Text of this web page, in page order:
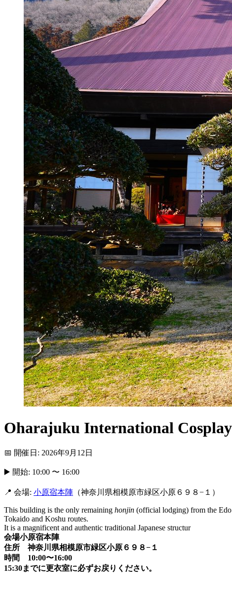
Oharajuku International
📅 開催日: 2026年9月12日
▶️ 開始: 10:00 〜 16:00
📍 会場: 小原宿本陣 （神奈川県相模原市緑区小原６９８−１）
This building is the only remaining honjin (official lodging) from the
Tokaido and Koshu routes.
It is a magnificent and authentic traditional Japanese structur
会場小原宿本陣
住所 神奈川県相模原市緑区小原６９８−１
時間 10:00〜16:00
15:30までに更衣室に必ずお戻りください。